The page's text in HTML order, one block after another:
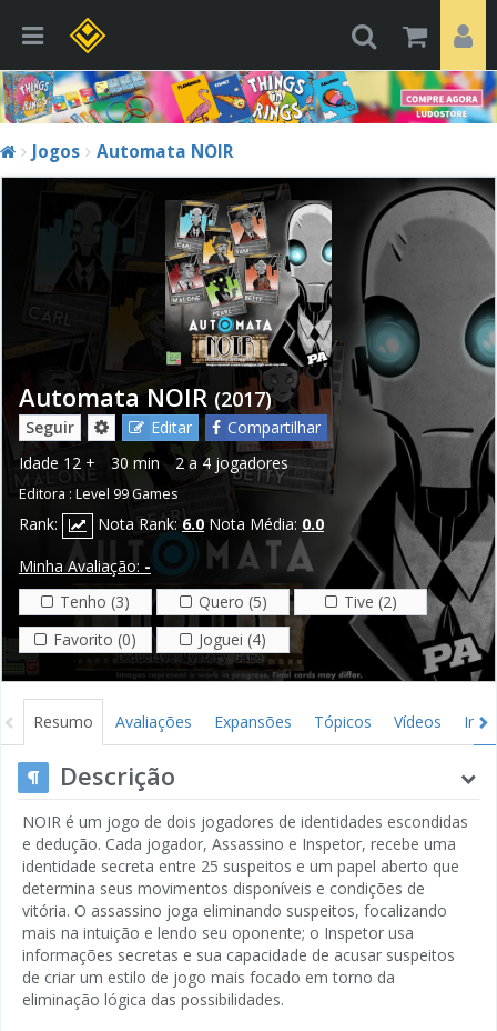
Jogos Automata NOIR
Automata NOIR (2017)
Seguir Editar
Compartilhar
Idade 12 + 30 min 2 a 4 jogadores
Editora : Level 99 Games
Rank: Nota Rank:6.0 Nota Média: 0.0
Minha Avaliação: -
Tenho (3)
Quero (5)
Tive (2)
Favorito (0)
Joguei (4)
Resumo Avaliações Expansões Tópicos Vídeos
Descrição
NOIR é um jogo de dois jogadores de identidades escondidas
e dedução. Cada jogador, Assassino e Inspetor, recebe uma
identidade secreta entre 25 suspeitos e um papel aberto que
determina seus movimentos disponíveis e condições de
vitória. O assassino joga eliminando suspeitos, focalizando
mais na intuição e lendo seu oponente; o Inspetor usa
informações secretas e sua capacidade de acusar suspeitos
de criar um estilo de jogo mais focado em torno da
eliminação lógica das possibilidades.